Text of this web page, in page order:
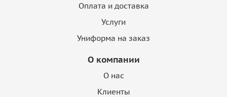
Оплата и доставка
Услуги
Униформа на заказ
О компании
О нас
Клиенты